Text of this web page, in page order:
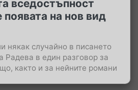
вседостъпност
на нов вид
някак случайно в писането
Радева в един разговор за
както и за нейните романи